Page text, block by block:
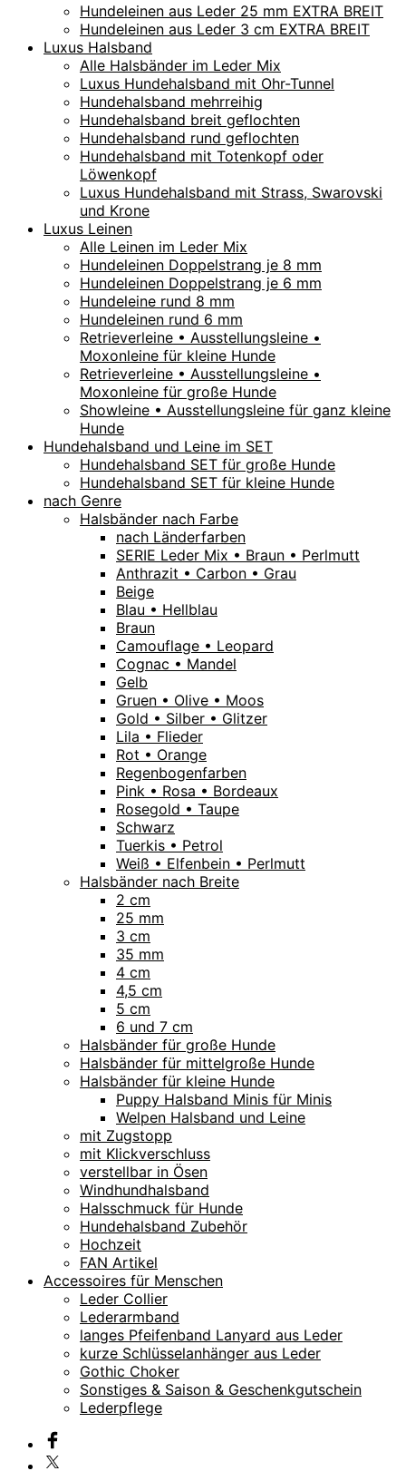
Hundeleinen aus Leder 25 mm EXTRA BREIT
Hundeleinen aus Leder 3 cm EXTRA BREIT
Luxus Halsband
Alle Halsbänder im Leder Mix
Luxus Hundehalsband mit Ohr-Tunnel
Hundehalsband mehrreihig
Hundehalsband breit geflochten
Hundehalsband rund geflochten
Hundehalsband mit Totenkopf oder
Löwenkopf
Luxus Hundehalsband mit Strass, Swarovski
und Krone
Luxus Leinen
Alle Leinen im Leder Mix
Hundeleinen Doppelstrang je 8 mm
Hundeleinen Doppelstrang je 6 mm
Hundeleine rund 8 mm
Hundeleinen rund 6 mm
Retrieverleine • Ausstellungsleine •
Moxonleine für kleine Hunde
Retrieverleine • Ausstellungsleine •
Moxonleine für große Hunde
Showleine • Ausstellungsleine für ganz kleine
Hunde
Hundehalsband und Leine im SET
Hundehalsband SET für große Hunde
Hundehalsband SET für kleine Hunde
nach Genre
Halsbänder nach Farbe
nach Länderfarben
SERIE Leder Mix • Braun • Perlmutt
Anthrazit • Carbon • Grau
Beige
Blau • Hellblau
Braun
Camouflage • Leopard
Cognac • Mandel
Gelb
Gruen • Olive • Moos
Gold • Silber • Glitzer
Lila • Flieder
Rot • Orange
Regenbogenfarben
Pink • Rosa • Bordeaux
Rosegold • Taupe
Schwarz
Tuerkis • Petrol
Weiß • Elfenbein • Perlmutt
Halsbänder nach Breite
2 cm
25 mm
3 cm
35 mm
4 cm
4,5 cm
5 cm
6 und 7 cm
Halsbänder für große Hunde
Halsbänder für mittelgroße Hunde
Halsbänder für kleine Hunde
Puppy Halsband Minis für Minis
Welpen Halsband und Leine
mit Zugstopp
mit Klickverschluss
verstellbar in Ösen
Windhundhalsband
Halsschmuck für Hunde
Hundehalsband Zubehör
Hochzeit
FAN Artikel
Accessoires für Menschen
Leder Collier
Lederarmband
langes Pfeifenband Lanyard aus Leder
kurze Schlüsselanhänger aus Leder
Gothic Choker
Sonstiges & Saison & Geschenkgutschein
Lederpflege